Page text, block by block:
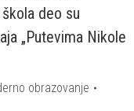
deo su
„Putevima Nikole
obrazovanje